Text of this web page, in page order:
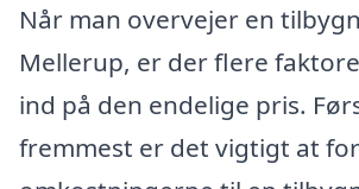
Når man overvejer en
Mellerup, er der flere
ind på den endelige pris.
fremmest er det vigtigt at